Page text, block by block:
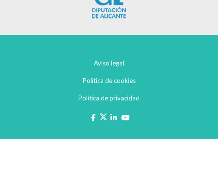
Aviso legal
Política de cookies
Política de privacidad